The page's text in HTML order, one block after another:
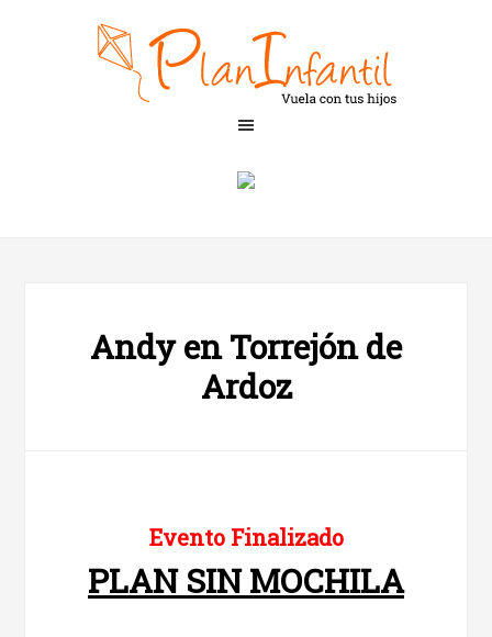
Andy en Torrejón de
Ardoz
Evento Finalizado
PLAN SIN MOCHILA